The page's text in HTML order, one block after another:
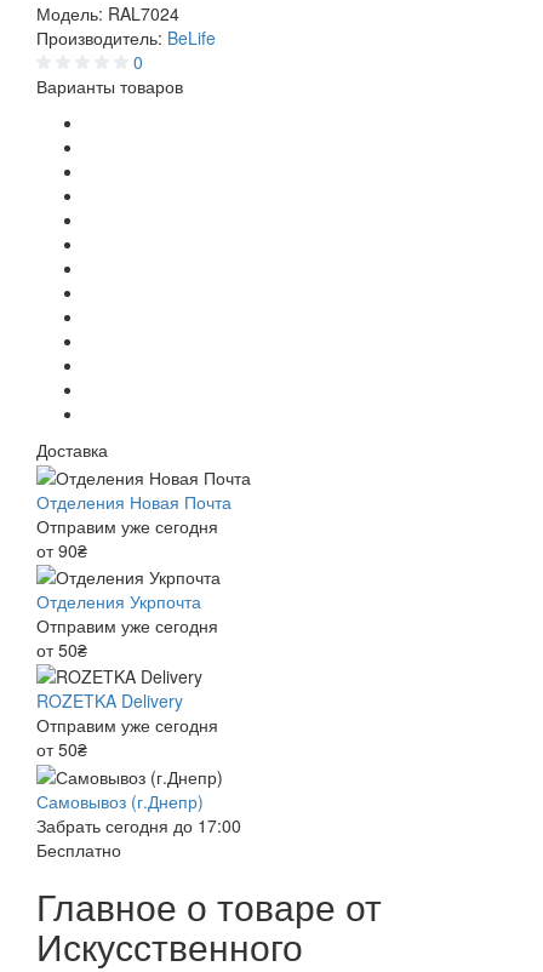
Модель: RAL7024
Производитель: BeLife
0
Варианты товаров
Доставка
Отделения Новая Почта
Отправим уже сегодня
от 90₴
Отделения Укрпочта
Отправим уже сегодня
от 50₴
ROZETKA Delivery
Отправим уже сегодня
от 50₴
Самовывоз (г.Днепр)
Забрать сегодня до 17:00
Бесплатно
Главное о товаре от
Искусственного